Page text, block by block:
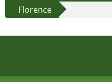
Florence